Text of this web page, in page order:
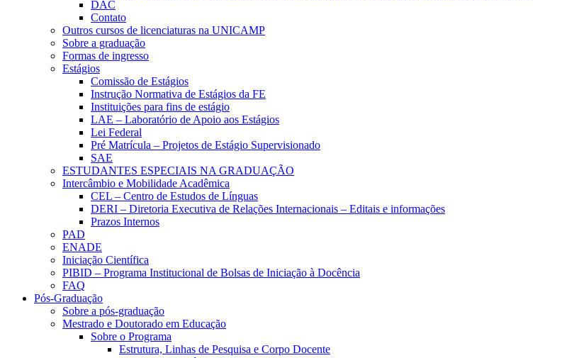
DAC
Contato
Outros cursos de licenciaturas na UNICAMP
Sobre a graduação
Formas de ingresso
Estágios
Comissão de Estágios
Instrução Normativa de Estágios da FE
Instituições para fins de estágio
LAE – Laboratório de Apoio aos Estágios
Lei Federal
Pré Matrícula – Projetos de Estágio Supervisionado
SAE
ESTUDANTES ESPECIAIS NA GRADUAÇÃO
Intercâmbio e Mobilidade Acadêmica
CEL – Centro de Estudos de Línguas
DERI – Diretoria Executiva de Relações Internacionais – Editais e informações
Prazos Internos
PAD
ENADE
Iniciação Científica
PIBID – Programa Institucional de Bolsas de Iniciação à Docência
FAQ
Pós-Graduação
Sobre a pós-graduação
Mestrado e Doutorado em Educação
Sobre o Programa
Estrutura, Linhas de Pesquisa e Corpo Docente